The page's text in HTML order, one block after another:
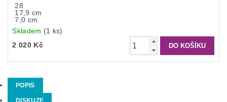
28
17,9 cm
7,0 cm
Skladem (1 ks)
2 020 Kč
POPIS
DISKUZE